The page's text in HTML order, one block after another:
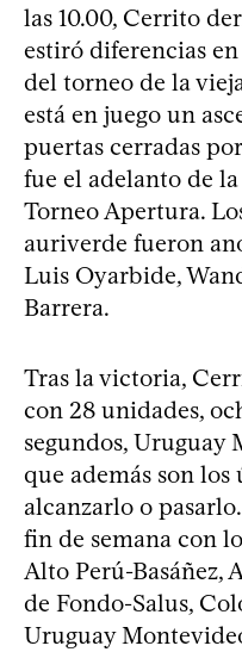
las 10.00, Cerrito
estiró diferencias
del torneo de la
está en juego un
puertas cerradas
fue el adelanto de
Torneo Apertura.
auriverde fueron
Luis Oyarbide,
Barrera.
Tras la victoria,
con 28 unidades,
segundos, Uruguay
que además son
alcanzarlo o
fin de semana con
Alto Perú-Basáñez,
de Fondo-Salus,
Uruguay